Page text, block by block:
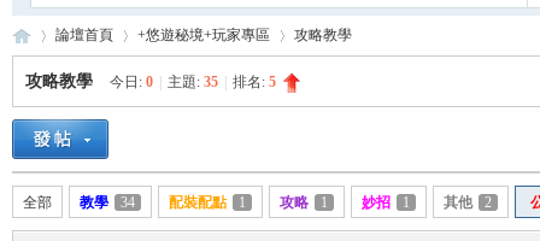
»
論壇首頁 +悠遊秘境+玩家專區 攻略教學
攻略教學 今日: 0 主題: 35 排名: 5
全部 教學 34 配裝配點 1 攻略 1 妙招 1 其他 2